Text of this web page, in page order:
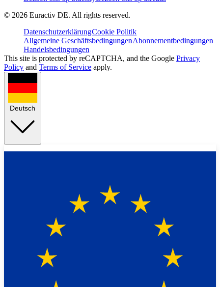
© 2026 Euractiv DE. All rights reserved.
DatenschutzerklärungCookie Politik
Allgemeine GeschäftsbedingungenAbonnementbedingungen
Handelsbedingungen
This site is protected by reCAPTCHA, and the Google Privacy
Policy and Terms of Service apply.
Deutsch